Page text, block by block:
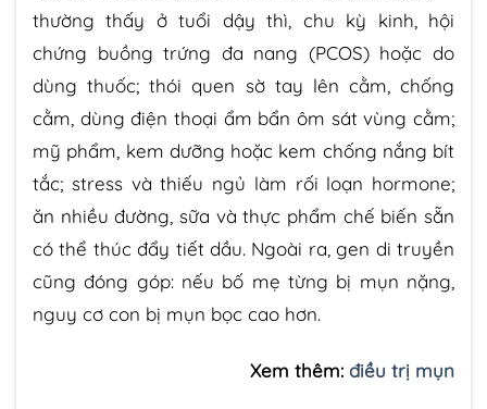
thường thấy ở tuổi dậy thì, chu kỳ kinh, hội
chứng buồng trứng đa nang (PCOS) hoặc do
dùng thuốc; thói quen sờ tay lên cằm, chống
cằm, dùng điện thoại ẩm bẩn ôm sát vùng cằm;
mỹ phẩm, kem dưỡng hoặc kem chống nắng bít
tắc; stress và thiếu ngủ làm rối loạn hormone;
ăn nhiều đường, sữa và thực phẩm chế biến sẵn
có thể thúc đẩy tiết dầu. Ngoài ra, gen di truyền
cũng đóng góp: nếu bố mẹ từng bị mụn nặng,
nguy cơ con bị mụn bọc cao hơn.
Xem thêm: điều trị mụn